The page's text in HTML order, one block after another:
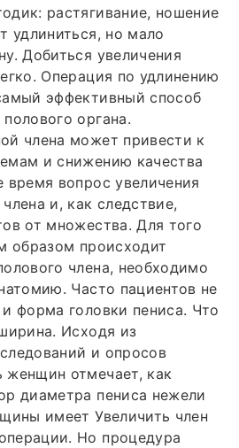
растягивание, ношение
удлиниться, но мало
Добиться увеличения
Операция по удлинению
эффективный способ
органа.
члена может привести к
и снижению качества
вопрос увеличения
и, как следствие,
от множества. Для того
образом происходит
члена, необходимо
Часто пациентов не
форма головки пениса. Что
Исходя из
и опросов
женщин отмечает, как
диаметра пениса нежели
имеет Увеличить член
Но процедура